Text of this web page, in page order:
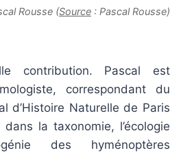
Rousse (Source : Pascal Rousse)
contribution. Pascal est
correspondant du
d’Histoire Naturelle de Paris
la taxonomie, l’écologie
des hyménoptères